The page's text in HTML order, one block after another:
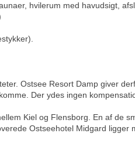
hvilerum med havudsigt,
Ostsee Resort Damp giver
Der ydes ingen
Kiel og Flensborg. En af de
Ostseehotel Midgard